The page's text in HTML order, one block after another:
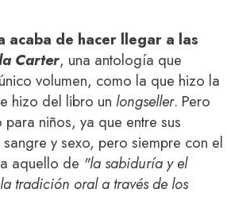
acaba de hacer llegar a las
Carter, una antología que
volumen, como la que hizo la
hizo del libro un longseller. Pero
niños, ya que entre sus
y sexo, pero siempre con el
aquello de "la sabiduría y el
tradición oral a través de los